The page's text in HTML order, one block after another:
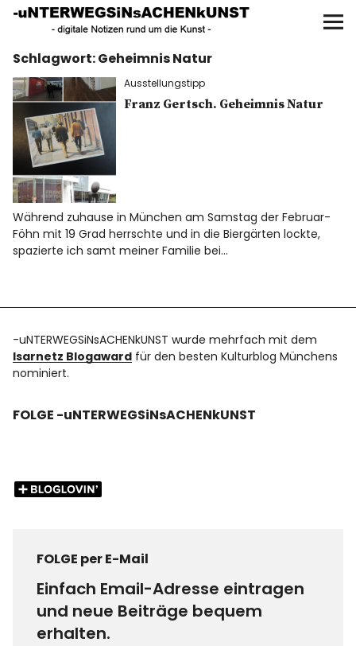
UNTERWEGS IN SACHEN
KUNST
Start
AKTUELLE AUSSTELLUNGEN
KUNSTSPAZIERGÄNGE
ÜBER
UNSER BUCH
f I P
Schlagwort:Geheimnis Natur
Ausstellungstipp
Franz Gertsch. Geheimnis Natur
Während zuhause in München am Samstag der Februar-
Föhn mit 19 Grad herrschte und in die Biergärten lockte,
spazierte ich samt meiner Familie bei…
-uNTERWEGSiNsACHENkUNST wurde mehrfach mit dem
Isarnetz Blogaward für den besten Kulturblog Münchens
nominiert.
FOLGE -uNTERWEGSiNsACHENkUNST
FOLGE per E-Mail
Einfach Email-Adresse eintragen
und neue Beiträge bequem
erhalten.